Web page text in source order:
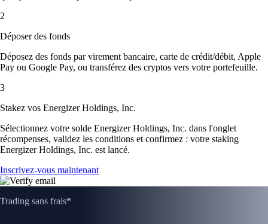
2
Déposer des fonds
Déposez des fonds par virement bancaire, carte de crédit/débit, Apple
Pay ou Google Pay, ou transférez des cryptos vers votre portefeuille.
3
Stakez vos Energizer Holdings, Inc.
Sélectionnez votre solde Energizer Holdings, Inc. dans l'onglet
récompenses, validez les conditions et confirmez : votre staking
Energizer Holdings, Inc. est lancé.
Inscrivez-vous maintenant
Trading sans frais*